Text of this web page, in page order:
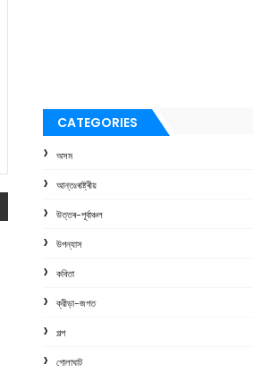
CATEGORIES
অসম
আন্তঃৰাষ্ট্ৰীয়
উত্তৰ-পূৰ্বাঞ্চল
উপন্যাস
কবিতা
ক্রীড়া-জগত
গল্প
গোলাঘাট